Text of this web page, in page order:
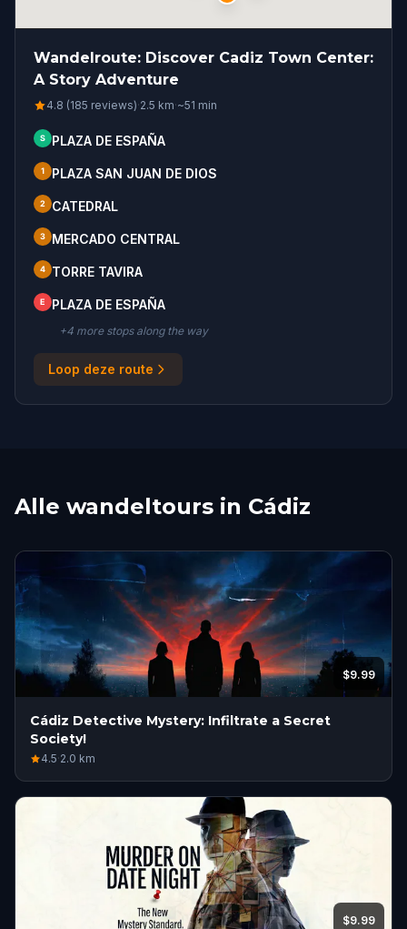
Wandelroute: Discover Cadiz Town Center:
A Story Adventure
4.8 (185 reviews)·2.5 km·~51 min
S PLAZA DE ESPAÑA
1 PLAZA SAN JUAN DE DIOS
2 CATEDRAL
3 MERCADO CENTRAL
4 TORRE TAVIRA
E PLAZA DE ESPAÑA
+4 more stopsalong the way
Loop deze route
Alle wandeltours in Cádiz
$9.99
Cádiz Detective Mystery: Infiltrate a Secret
Society!
4.5·2.0 km
$9.99